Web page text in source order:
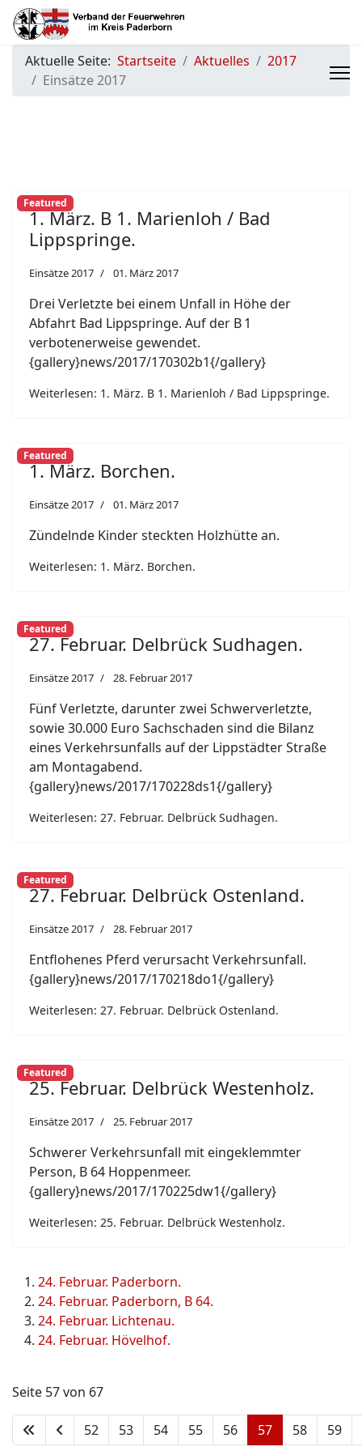
Aktuelle Seite: Startseite Aktuelles
2017
Einsätze 2017
Featured
1. März. B 1. Marienloh / Bad
Lippspringe.
Einsätze 2017 01. März 2017
Drei Verletzte bei einem Unfall in Höhe der
Abfahrt Bad Lippspringe. Auf der B 1
verbotenerweise gewendet.
{gallery}news/2017/170302b1{/gallery}
Weiterlesen: 1. März. B 1. Marienloh / Bad Lippspringe.
Featured
1. März. Borchen.
Einsätze 2017 01. März 2017
Zündelnde Kinder steckten Holzhütte an.
Weiterlesen: 1. März. Borchen.
Featured
27. Februar. Delbrück Sudhagen.
Einsätze 2017 28. Februar 2017
Fünf Verletzte, darunter zwei Schwerverletzte,
sowie 30.000 Euro Sachschaden sind die Bilanz
eines Verkehrsunfalls auf der Lippstädter Straße
am Montagabend.
{gallery}news/2017/170228ds1{/gallery}
Weiterlesen: 27. Februar. Delbrück Sudhagen.
Featured
27. Februar. Delbrück Ostenland.
Einsätze 2017 28. Februar 2017
Entflohenes Pferd verursacht Verkehrsunfall.
{gallery}news/2017/170218do1{/gallery}
Weiterlesen: 27. Februar. Delbrück Ostenland.
Featured
25. Februar. Delbrück Westenholz.
Einsätze 2017 25. Februar 2017
Schwerer Verkehrsunfall mit eingeklemmter
Person, B 64 Hoppenmeer.
{gallery}news/2017/170225dw1{/gallery}
Weiterlesen: 25. Februar. Delbrück Westenholz.
24. Februar. Paderborn.
24. Februar. Paderborn, B 64.
24. Februar. Lichtenau.
24. Februar. Hövelhof.
Seite 57 von 67
52 53 54 55 56 57 58 59